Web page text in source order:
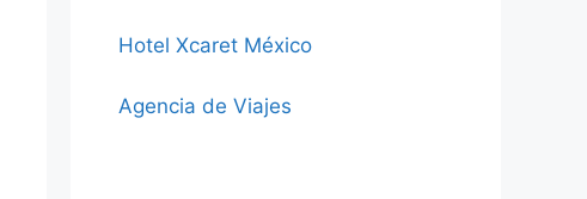
Hotel Xcaret México
Agencia de Viajes